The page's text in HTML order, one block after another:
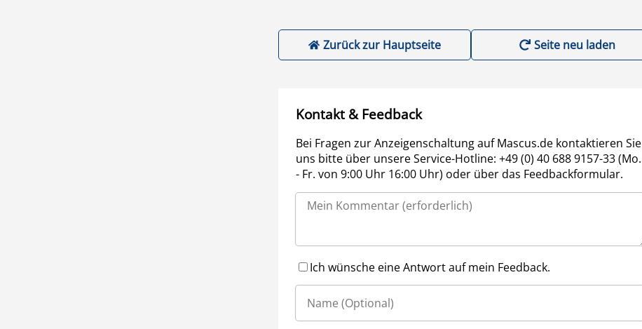
Zurück zur Hauptseite Seite neu laden
Kontakt & Feedback
Bei Fragen zur Anzeigenschaltung auf Mascus.de kontaktieren Sie
uns bitte über unsere Service-Hotline: +49 (0) 40 688 9157-33 (Mo.
- Fr. von 9:00 Uhr 16:00 Uhr) oder über das Feedbackformular.
Ich wünsche eine Antwort auf mein Feedback.